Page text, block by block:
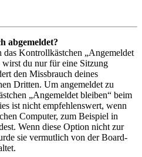
abgemeldet?
das Kontrollkästchen „Angemeldet
du nur für eine Sitzung
den Missbrauch deines
Dritten. Um angemeldet zu
„Angemeldet bleiben“ beim
ist nicht empfehlenswert, wenn
Computer, zum Beispiel in
Wenn diese Option nicht zur
sie vermutlich von der Board-